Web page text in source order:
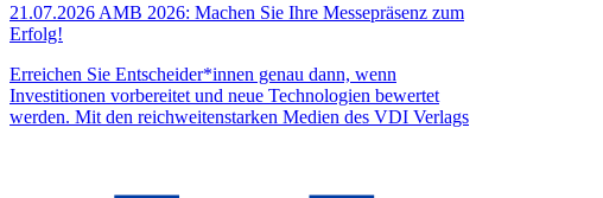
21.07.2026 AMB 2026: Machen Sie Ihre Messepräsenz zum
Erfolg!
Erreichen Sie Entscheider*innen genau dann, wenn
Investitionen vorbereitet und neue Technologien bewertet
werden. Mit den reichweitenstarken Medien des VDI Verlags